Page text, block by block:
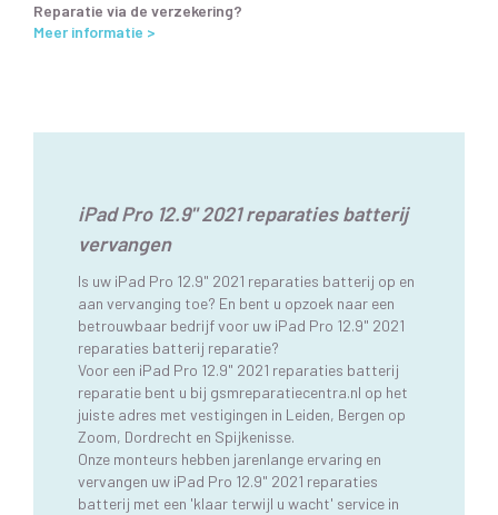
Reparatie via de verzekering?
Meer informatie >
iPad Pro 12.9" 2021 reparaties batterij
vervangen
Is uw iPad Pro 12.9" 2021 reparaties batterij op en
aan vervanging toe? En bent u opzoek naar een
betrouwbaar bedrijf voor uw iPad Pro 12.9" 2021
reparaties batterij reparatie?
Voor een iPad Pro 12.9" 2021 reparaties batterij
reparatie bent u bij gsmreparatiecentra.nl op het
juiste adres met vestigingen in Leiden, Bergen op
Zoom, Dordrecht en Spijkenisse.
Onze monteurs hebben jarenlange ervaring en
vervangen uw iPad Pro 12.9" 2021 reparaties
batterij met een 'klaar terwijl u wacht' service in